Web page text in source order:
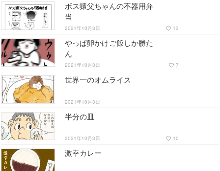
ボス猿父ちゃんの不器用弁
当
2021年10月3日 favorite_border 13
やっぱ卵かけご飯しか勝た
ん
2021年10月3日 favorite_border 7
世界一のオムライス
2021年10月3日
半分の皿
2021年10月3日 favorite_border 10
激幸カレー